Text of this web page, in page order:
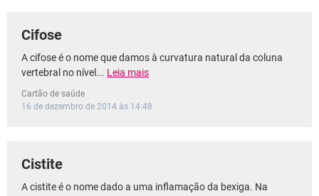
Cifose
A cifose é o nome que damos à curvatura natural da coluna
vertebral no nível... Leia mais
Cartão de saúde
16 de dezembro de 2014 às 14:48
Cistite
A cistite é o nome dado a uma inflamação da bexiga. Na